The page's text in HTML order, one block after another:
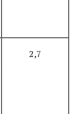
2,7